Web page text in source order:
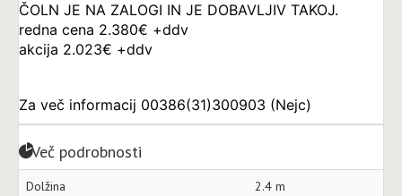
ČOLN JE NA ZALOGI IN JE DOBAVLJIV TAKOJ.
redna cena 2.380€ +ddv
akcija 2.023€ +ddv
Za več informacij 00386(31)300903 (Nejc)
Več podrobnosti
Dolžina 2.4 m